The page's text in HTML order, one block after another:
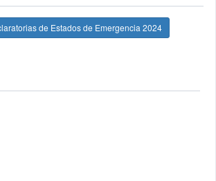
de Estados de Emergencia 2024